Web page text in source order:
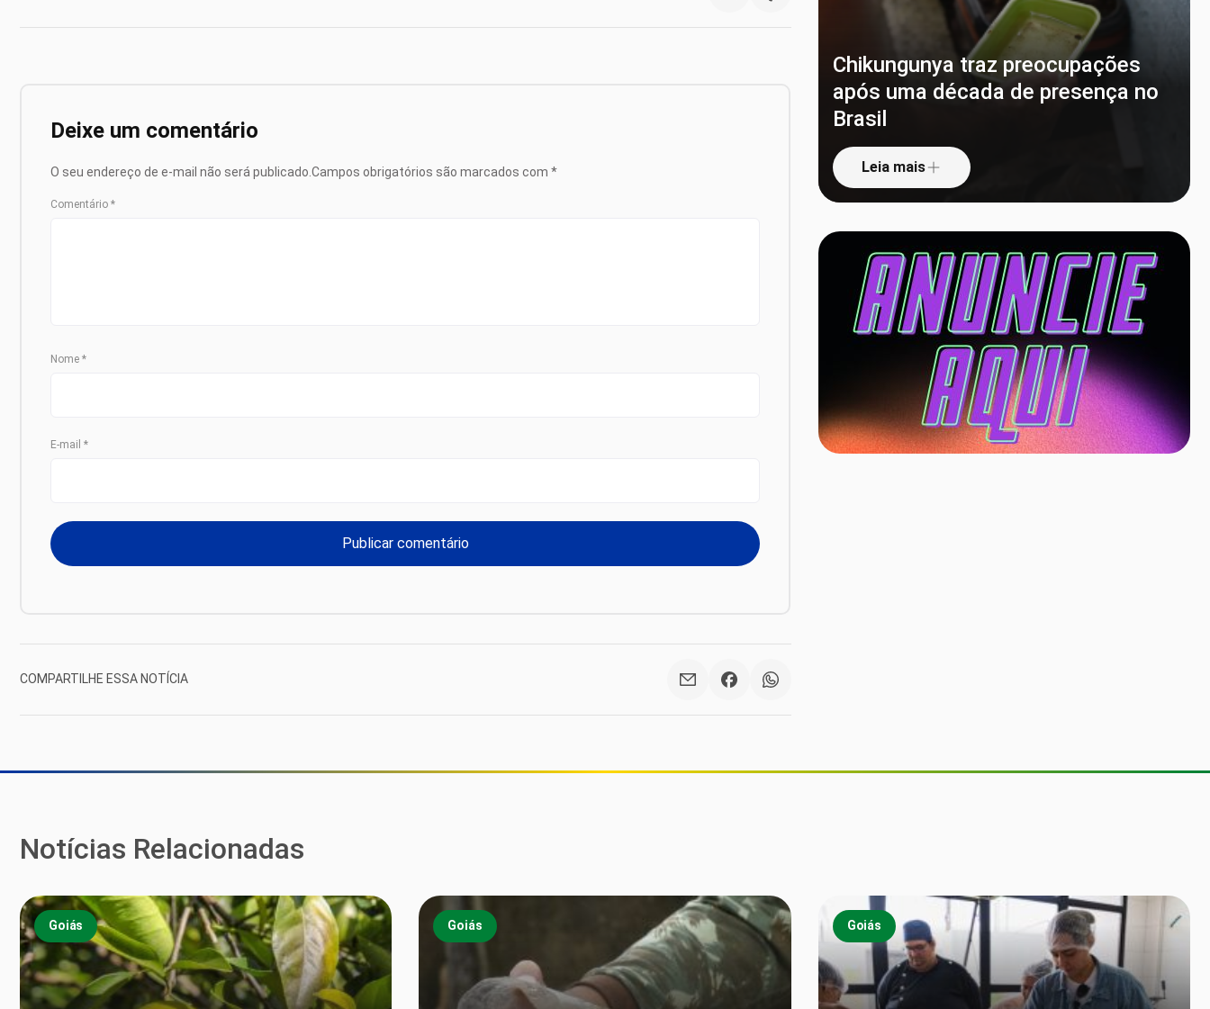
Deixe um comentário
O seu endereço de e-mail não será publicado. Campos obrigatórios são marcados com *
Comentário *
Nome *
E-mail *
COMPARTILHE ESSA NOTÍCIA
Chikungunya traz preocupações
após uma década de presença no
Brasil
Leia mais
Notícias Relacionadas
Goiás Goiás Goiás